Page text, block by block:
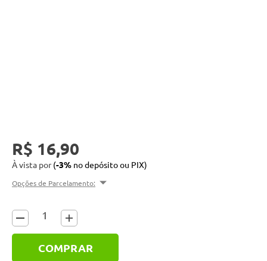
R$ 16,90
À vista por(-3% no depósito ou PIX)
Opções de Parcelamento:
COMPRAR